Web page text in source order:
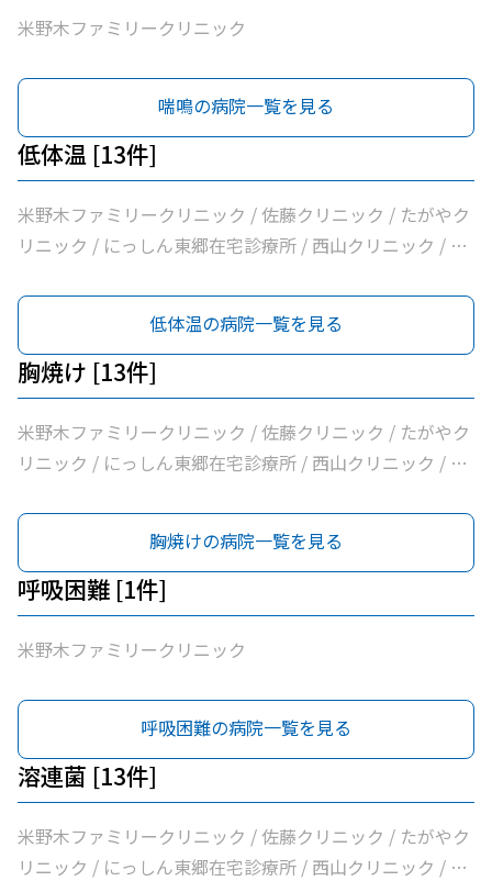
米野木ファミリークリニック
喘鳴の病院一覧を見る
低体温 [13件]
米野木ファミリークリニック / 佐藤クリニック / たがやク
リニック / にっしん東郷在宅診療所 / 西山クリニック / 医
外科三好クリニック / みすクリニック / たきざわ胃腸科外
科 / 医療法人白宇会天王内科 / 永井医院 / みよし市民病院
低体温の病院一覧を見る
胸焼け [13件]
米野木ファミリークリニック / 佐藤クリニック / たがやク
リニック / にっしん東郷在宅診療所 / 西山クリニック / 医
外科三好クリニック / みすクリニック / たきざわ胃腸科外
科 / 医療法人白宇会天王内科 / 永井医院 / みよし市民病院
胸焼けの病院一覧を見る
呼吸困難 [1件]
米野木ファミリークリニック
呼吸困難の病院一覧を見る
溶連菌 [13件]
米野木ファミリークリニック / 佐藤クリニック / たがやク
リニック / にっしん東郷在宅診療所 / 西山クリニック / 医